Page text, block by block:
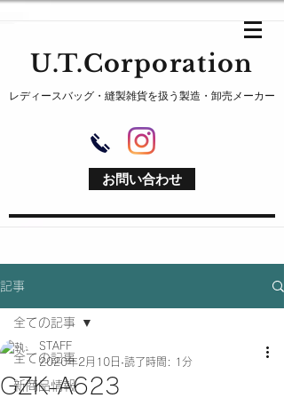
U.T.Corporation
レディースバッグ・縫製雑貨を扱う製造・卸売メーカー
お問い合わせ
記事
全ての記事
新商品情報
全ての記事
GZK-A623
STAFF
2020年2月10日 読了時間: 1分